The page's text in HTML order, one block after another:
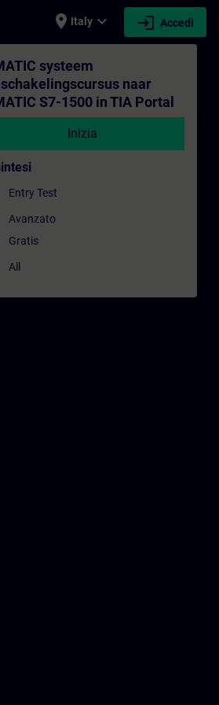
place Italy expand_more login Accedi
- Formazione -
systeem
naar
S7-1500 in TIA Portal
Inizia
Entry Test
Avanzato
Gratis
All